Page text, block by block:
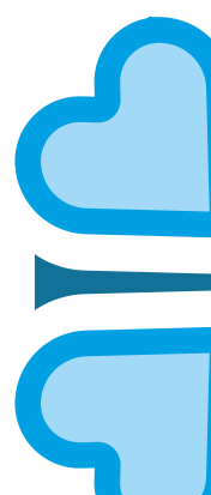
ГОРОДЕ: КАК
ЕПАРХИИ
ОСОБЕННЫМ
ГЛАВНАЯ
РЕАБИЛИТАЦИЯ В
ЕПАРХИИ ПОМОГАЮТ
В Центре
завершился
физкультурно-